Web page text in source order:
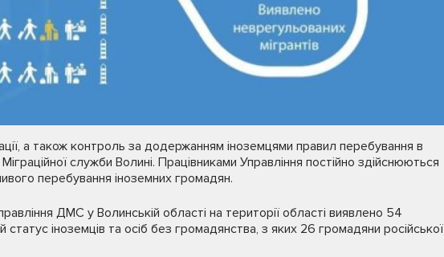
а також контроль за додержанням іноземцями правил перебування в
служби Волині. Працівниками Управління постійно здійснюються
перебування іноземних громадян.
ДМС у Волинській області на території області виявлено 54
іноземців та осіб без громадянства, з яких 26 громадяни російської